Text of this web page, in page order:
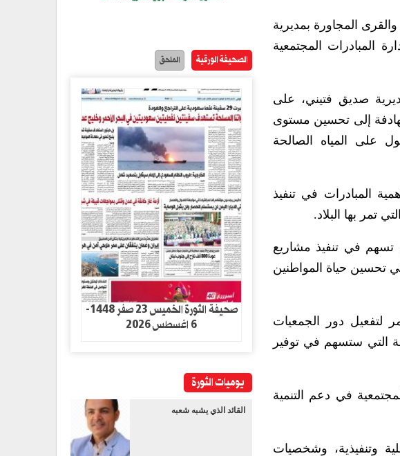
المجاورة بمديرية
المبادرات المجتمعية
صديق فتيني، على
المجتمعية الهادفة إلى تحسين مستوى
على المياه الصالحة
المبادرات في تنفيذ
تمر بها البلاد.
تسهم في تنفيذ مشاريع
تحسين حياة المواطنين
لتفعيل دور الجمعيات
التي ستسهم في توفير
في دعم التنمية
وتنفيذية، وشخصيات
الصحيفة الورقية الملحق
صحيفة الثورة الخميس 23 صفر 1448-
6 اغسطس 2026
يوميات الثورة
القائد الذي يشبه شعبه